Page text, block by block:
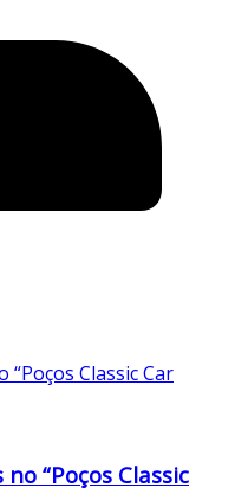
no “Poços Classic